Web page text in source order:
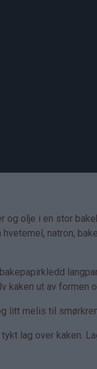
og olje i en stor
natron,
kaken ut av formen
litt melis til
lag over kaken.